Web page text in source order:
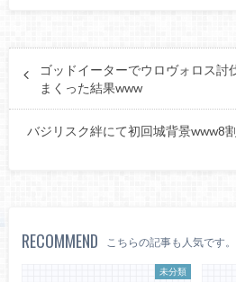
ゴッドイーターでウロヴォロス討
まくった結果www
バジリスク絆にて初回城背景www8
RECOMMEND こちらの記事も人気です。
未分類